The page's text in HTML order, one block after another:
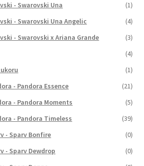
- Swarovski Una
(1)
- Swarovski Una Angelic
(4)
- Swarovski x Ariana Grande
(3)
(4)
(1)
- Pandora Essence
(21)
- Pandora Moments
(5)
- Pandora Timeless
(39)
- Sparv Bonfire
(0)
- Sparv Dewdrop
(0)